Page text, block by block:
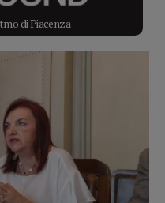
di Piacenza